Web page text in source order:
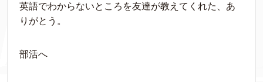
英語でわからないところを友達が教えてくれた、あ
りがとう。
部活へ